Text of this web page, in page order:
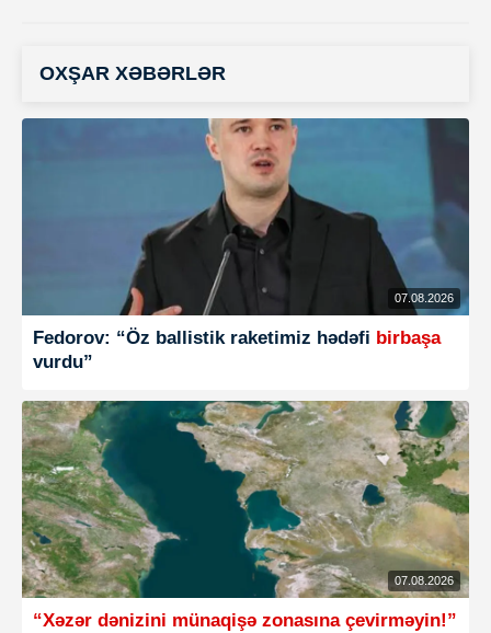
OXŞAR XƏBƏRLƏR
07.08.2026
Fedorov: “Öz ballistik raketimiz hədəfi birbaşa
vurdu”
07.08.2026
“Xəzər dənizini münaqişə zonasına çevirməyin!”